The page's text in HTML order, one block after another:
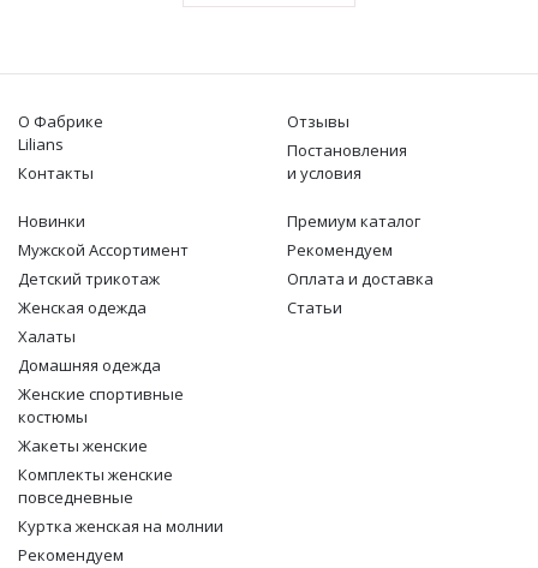
О Фабрике
Lilians
Контакты
Отзывы
Постановления
и условия
Новинки
Мужской Ассортимент
Детcкий трикотаж
Женская одежда
Халаты
Домашняя одежда
Женские спортивные
костюмы
Жакеты женские
Комплекты женские
повседневные
Куртка женская на молнии
Рекомендуем
Премиум каталог
Рекомендуем
Оплата и доставка
Статьи